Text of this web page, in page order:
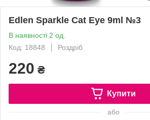
Edlen Sparkle Cat Eye 9ml №3
В наявності 2 од.
Код: 18848
Роздріб
220 ₴
Купити
або